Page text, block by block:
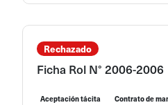
Rechazado
Ficha Rol N° 2006-2006
Aceptación tácita Contrato de